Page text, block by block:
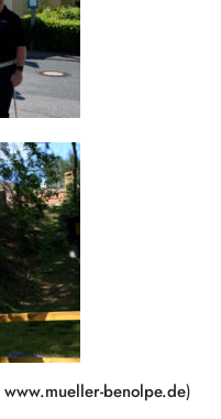
www.mueller-benolpe.de)